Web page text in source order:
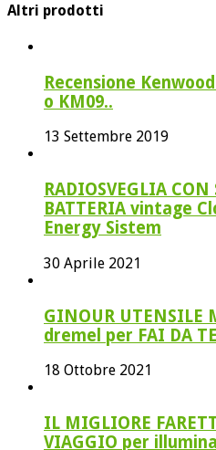
Altri prodotti
Recensione
o KM09..
13 Settembre 2019
RADIOSVEGLIA CON
BATTERIA vintage
Energy Sistem
30 Aprile 2021
GINOUR UTENSILE
dremel per FAI DA
18 Ottobre 2021
IL MIGLIORE
VIAGGIO per